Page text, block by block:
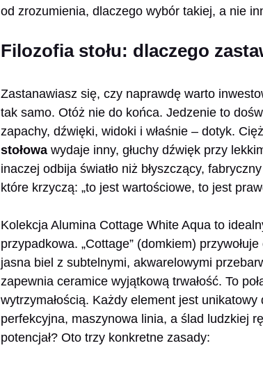
od zrozumienia, dlaczego wybór takiej, a nie
Filozofia stołu: dlaczego
Zastanawiasz się, czy naprawdę warto
tak samo. Otóż nie do końca. Jedzenie to
zapachy, dźwięki, widoki i właśnie – dotyk.
stołowa wydaje inny, głuchy dźwięk przy
inaczej odbija światło niż błyszczący,
które krzyczą: „to jest wartościowe, to jest
Kolekcja Alumina Cottage White Aqua to
przypadkowa. „Cottage” (domkiem)
jasna biel z subtelnymi, akwarelowymi
zapewnia ceramice wyjątkową trwałość. To
wytrzymałością. Każdy element jest
perfekcyjna, maszynowa linia, a ślad ludzkiej
potencjał? Oto trzy konkretne zasady: